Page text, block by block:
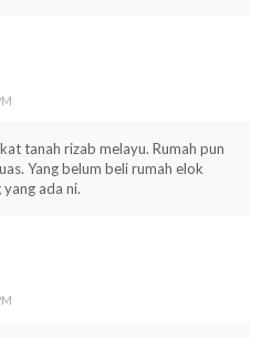
tanah rizab melayu. Rumah pun
Yang belum beli rumah elok
ada ni.